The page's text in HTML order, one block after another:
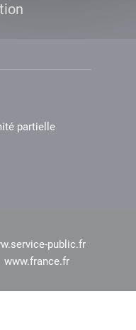
partielle
public.fr
www.france.fr